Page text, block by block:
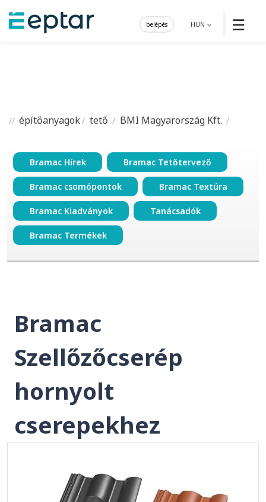
☰
HUN
belépés
építőanyagok tető BMI Magyarország Kft.
Bramac Hírek Bramac Tetőtervező
Bramac csomópontok Bramac Textúra
Bramac Kiadványok Tanácsadók
Bramac Termékek
Bramac
Szellőzőcserép
hornyolt
cserepekhez